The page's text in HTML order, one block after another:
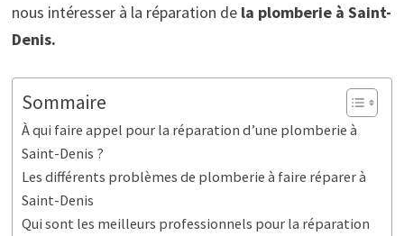
nous intéresser à la réparation de la plomberie à Saint-
Denis.
Sommaire
À qui faire appel pour la réparation d’une plomberie à
Saint-Denis ?
Les différents problèmes de plomberie à faire réparer à
Saint-Denis
Qui sont les meilleurs professionnels pour la réparation